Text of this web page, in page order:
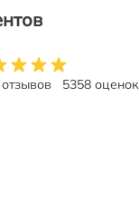
5358 оценок